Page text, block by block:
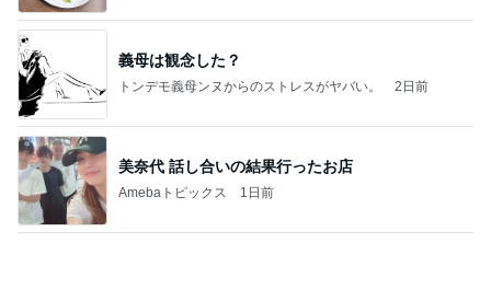
義母は観念した？
トンデモ義母ンヌからのストレスがヤバい。 2日前
美奈代 話し合いの結果行ったお店
Amebaトピックス 1日前